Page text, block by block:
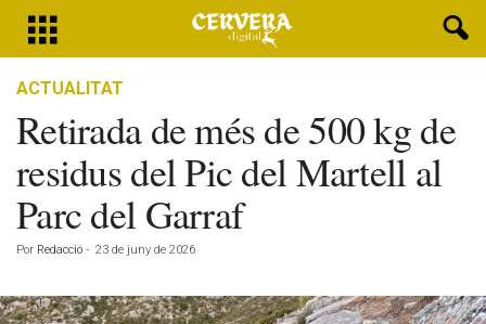
ACTUALITAT
Retirada de més de 500 kg de
residus del Pic del Martell al
Parc del Garraf
Por Redacció - 23 de juny de 2026